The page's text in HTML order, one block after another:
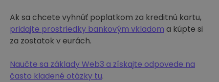
Ak sa chcete vyhnúť poplatkom za kreditnú kartu,
pridajte prostriedky bankovým vkladom a kúpte si
za zostatok v eurách.
Naučte sa základy Web3 a získajte odpovede na
často kladené otázky tu.